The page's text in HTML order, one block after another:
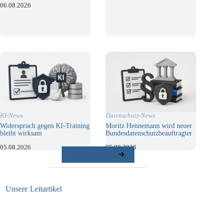
06.08.2026
KI-News
Widerspruch gegen KI-Training
bleibt wirksam
05.08.2026
Datenschutz-News
Moritz Hennemann wird neuer
Bundesdatenschutzbeauftragter
05.08.2026
Unsere Leitartikel